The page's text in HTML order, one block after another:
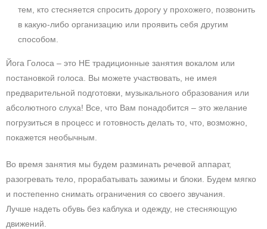
тем, кто стесняется спросить дорогу у прохожего, позвонить
в какую-либо организацию или проявить себя другим
способом.
Йога Голоса – это НЕ традиционные занятия вокалом или
постановкой голоса. Вы можете участвовать, не имея
предварительной подготовки, музыкального образования или
абсолютного слуха! Все, что Вам понадобится – это желание
погрузиться в процесс и готовность делать то, что, возможно,
покажется необычным.
Во время занятия мы будем разминать речевой аппарат,
разогревать тело, прорабатывать зажимы и блоки. Будем мягко
и постепенно снимать ограничения со своего звучания.
Лучше надеть обувь без каблука и одежду, не стесняющую
движений.